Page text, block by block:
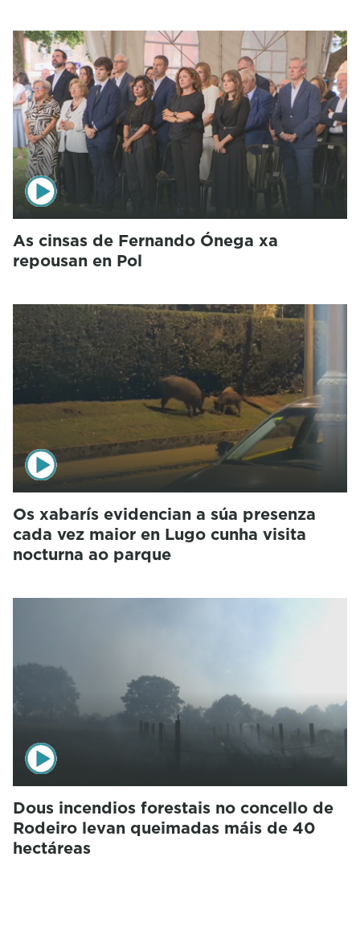
As cinsas de Fernando Ónega xa
repousan en Pol
Os xabarís evidencian a súa presenza
cada vez maior en Lugo cunha visita
nocturna ao parque
Dous incendios forestais no concello de
Rodeiro levan queimadas máis de 40
hectáreas